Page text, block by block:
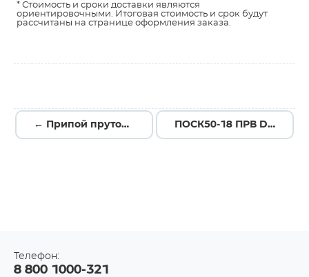
* Стоимость и сроки доставки являются
ориентировочными. Итоговая стоимость и срок будут
рассчитаны на странице оформления заказа.
← Припой пруток ПОС-61 (d8мм L400мм 195±10гр) 09-3561 ПОСК50-18 ПРВ D=1.0мм 1кг. катушка →
Телефон:
8 800 1000-321